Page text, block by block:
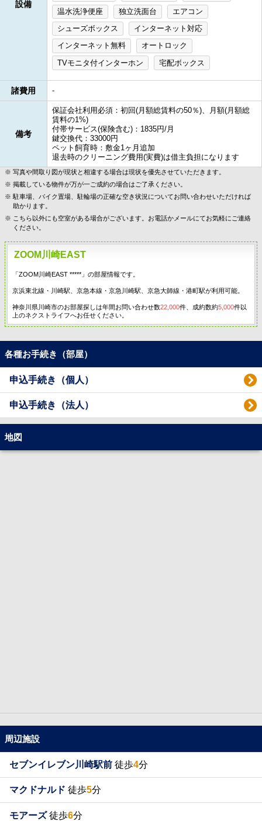
設備
温水洗浄便座 独立洗面台
エアコン
シューズボックス
インターネット対応
インターネット無料
オートロック
TVモニタ付インターホン
宅配ボックス
諸費用 -
備考
保証会社利用必須：初回(月額総賃料の50％)、月額(月額総
賃料の1%)
付帯サービス(保険含む)：1835円/月
鍵交換代：33000円
ペット飼育時：敷金1ヶ月追加
退去時のクリーニング費用(実費)は借主負担になります
写真や間取り図が現状と相違する場合は現状を優先させていただきます。
掲載している物件が万が一ご成約の場合はご了承ください。
駐車場、バイク置場、駐輪場の正確な空き状況についてお問い合わせいただければ
助かります。
こちら以外にも空室がある場合がございます。お電話かメールにてお気軽にご連絡
ください。
ZOOM川崎EAST
「ZOOM川崎EAST *****」の部屋情報です。
京浜東北線・川崎駅、京急本線・京急川崎駅、京急大師線・港町駅が利用可能。
神奈川県川崎市のお部屋探しは年間お問い合わせ数22,000件、成約数約5,000件以
上のネクストライフへお任せください。
各種お手続き（部屋）
申込手続き（個人）
申込手続き（法人）
地図
周辺施設
セブンイレブン川崎駅前 徒歩4分
マクドナルド 徒歩5分
モアーズ徒歩6分